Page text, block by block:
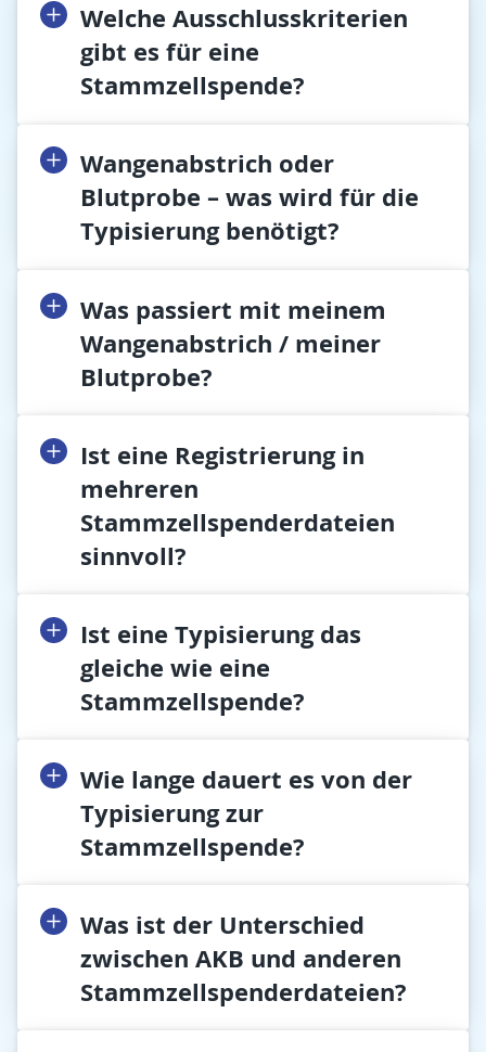
Welche Ausschlusskriterien
gibt es für eine
Stammzellspende?
Wangenabstrich oder
Blutprobe – was wird für die
Typisierung benötigt?
Was passiert mit meinem
Wangenabstrich / meiner
Blutprobe?
Ist eine Registrierung in
mehreren
Stammzellspenderdateien
sinnvoll?
Ist eine Typisierung das
gleiche wie eine
Stammzellspende?
Wie lange dauert es von der
Typisierung zur
Stammzellspende?
Was ist der Unterschied
zwischen AKB und anderen
Stammzellspenderdateien?